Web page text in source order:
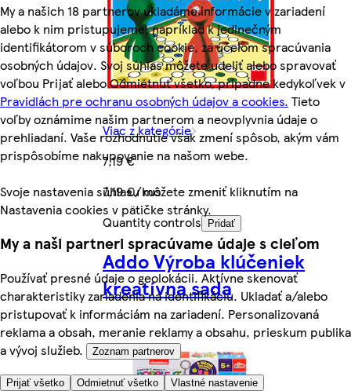
My a našich 18 partnerov ukladáme informácie v zariadení
alebo k nim pristupujeme, napríklad k jedinečným
identifikátorom v súboroch cookie, za účelom spracúvania
osobných údajov. Svoj súhlas môžete udeliť alebo spravovať
voľbou Prijať alebo Odmietnuť všetko, prípadne kedykoľvek v
Pravidlách pre ochranu osobných údajov a cookies. Tieto
voľby oznámime našim partnerom a neovplyvnia údaje o
prehliadaní. Vaše rozhodnutie však zmení spôsob, akým vám
prispôsobíme nakupovanie na našom webe.
Svoje nastavenia súhlasu môžete zmeniť kliknutím na
Nastavenia cookies v pätičke stránky.
My a naši partneri spracúvame údaje s cieľom
Používať presné údaje o geolokácii. Aktívne skenovať
charakteristiky zariadenia na identifikáciu. Ukladať a/alebo
pristupovať k informáciám na zariadení. Personalizovaná
reklama a obsah, meranie reklamy a obsahu, prieskum publika
a vývoj služieb.
Zoznam partnerov
Prijať všetko Odmietnuť všetko Vlastné nastavenie
Viac z kategórie
7,19 €
7,19 €/kus
Quantity controls
Pridať
Addo Výroba klúčeniek
kreatívna sada